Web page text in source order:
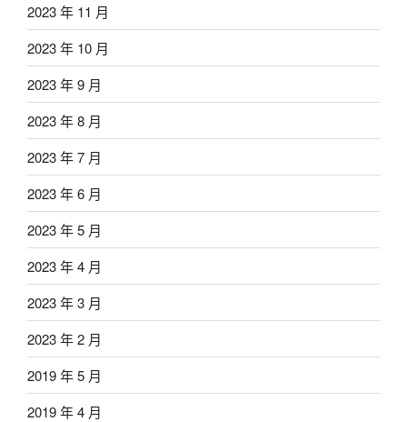
2023 年 11 月
2023 年 10 月
2023 年 9 月
2023 年 8 月
2023 年 7 月
2023 年 6 月
2023 年 5 月
2023 年 4 月
2023 年 3 月
2023 年 2 月
2019 年 5 月
2019 年 4 月